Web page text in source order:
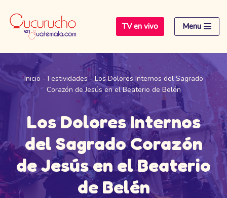
Saltar
contenido
TV en vivo Menu
Inicio - Festividades-Los Dolores Internos del Sagrado
Corazón de Jesús en el Beaterio de Belén
Los Dolores Internos
del Sagrado Corazón
de Jesús en el Beaterio
de Belén